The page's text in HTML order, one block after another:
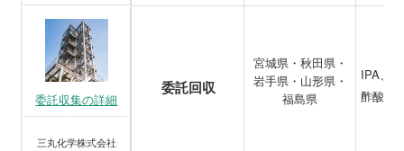
委託収集の詳細
三丸化学株式会社
委託回収
宮城県・秋田県・
岩手県・山形県・
福島県
IPA、
酢酸ブ